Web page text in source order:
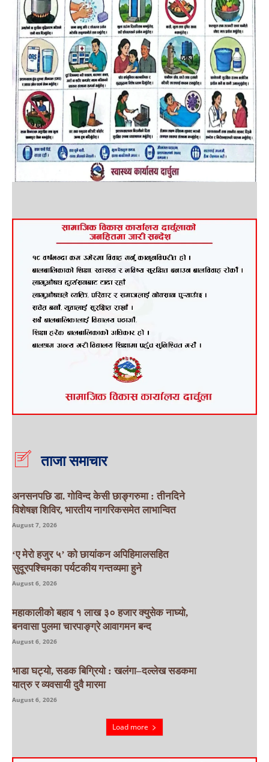
ताजा समाचार
अनसनपछि डा. गोविन्द केसी छाङ्गरुमा : तीनदिने
विशेषज्ञ शिविर, भारतीय नागरिकसमेत लाभान्वित
August 7, 2026
‘ए मेरो हजुर ५’ को छायांकन अपिहिमालसहित
सुदूरपश्चिमका पर्यटकीय गन्तव्यमा हुने
August 6, 2026
महाकालीको बहाव १ लाख ३० हजार क्युसेक नाघ्यो,
बनवासा पुलमा चारपाङ्ग्रे आवागमन बन्द
August 6, 2026
भाडा घट्यो, सडक बिग्रियो : खलंगा–दल्लेख सडकमा
यात्रु र व्यवसायी दुवै मारमा
August 6, 2026
Load more